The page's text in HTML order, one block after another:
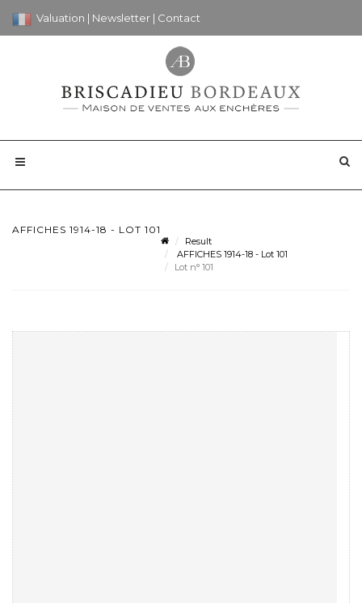
Valuation | Newsletter | Contact
AFFICHES 1914-18 - LOT 101
Result
AFFICHES 1914-18 - Lot 101
Lot n° 101